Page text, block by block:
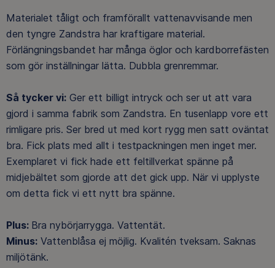
Materialet tåligt och framförallt vattenavvisande men
den tyngre Zandstra har kraftigare material.
Förlängningsbandet har många öglor och kardborrefästen
som gör inställningar lätta. Dubbla grenremmar.
Så tycker vi: Ger ett billigt intryck och ser ut att vara
gjord i samma fabrik som Zandstra. En tusenlapp vore ett
rimligare pris. Ser bred ut med kort rygg men satt oväntat
bra. Fick plats med allt i testpackningen men inget mer.
Exemplaret vi fick hade ett feltillverkat spänne på
midjebältet som gjorde att det gick upp. När vi upplyste
om detta fick vi ett nytt bra spänne.
Plus: Bra nybörjarrygga. Vattentät.
Minus: Vattenblåsa ej möjlig. Kvalitén tveksam. Saknas
miljötänk.